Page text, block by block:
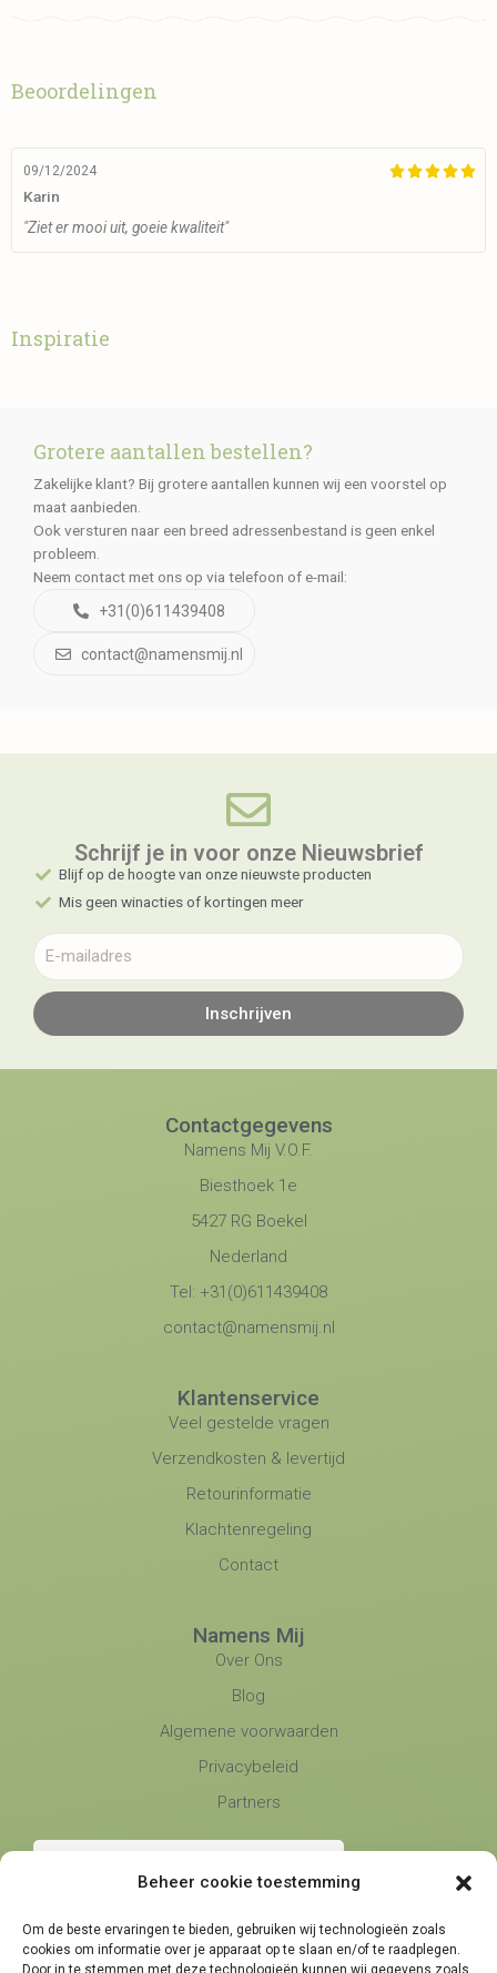
Beheer cookie toestemming
Om de beste ervaringen te bieden, gebruiken wij technologieën zoals
cookies om informatie over je apparaat op te slaan en/of te raadplegen.
Door in te stemmen met deze technologieën kunnen wij gegevens zoals
Beoordelingen

09/12/2024
Karin
"Ziet er mooi uit, goeie kwaliteit"
Inspiratie
Grotere aantallen bestellen?
Zakelijke klant? Bij grotere aantallen kunnen wij een voorstel op
maat aanbieden.
Ook versturen naar een breed adressenbestand is geen enkel
probleem.
Neem contact met ons op via telefoon of e-mail:
+31(0)611439408
contact@namensmij.nl
Schrijf je in voor onze Nieuwsbrief​
Blijf op de hoogte van onze nieuwste producten
Mis geen winacties of kortingen meer
Inschrijven
Contactgegevens
Namens Mij V.O.F.
Biesthoek 1e
5427 RG Boekel
Nederland
Tel: +31(0)611439408
contact@namensmij.nl
Telefonische bereikbaarheid
Klantenservice
Veel gestelde vragen
Verzendkosten & levertijd
Retourinformatie
Klachtenregeling
Contact
Namens Mij
Over Ons
Blog
Algemene voorwaarden
Privacybeleid
Partners